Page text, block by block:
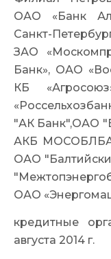
ОАО «Банк
Санкт-
ЗАО
Банк», ОАО
КБ
"АК Банк",ОАО
АКБ
ОАО
ОАО
кредитные
августа 2014 г.